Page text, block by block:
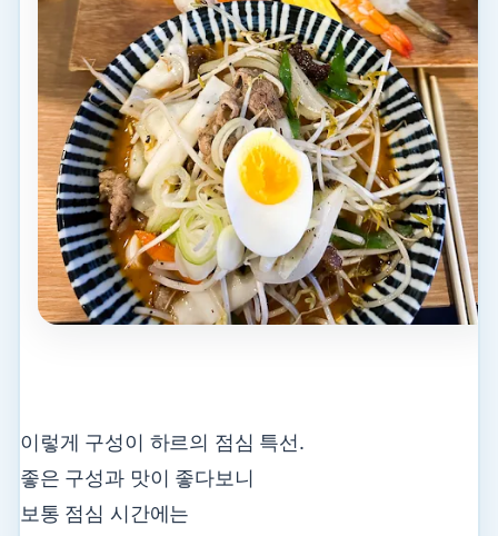
이렇게 구성이 하르의 점심 특선.
좋은 구성과 맛이 좋다보니
보통 점심 시간에는